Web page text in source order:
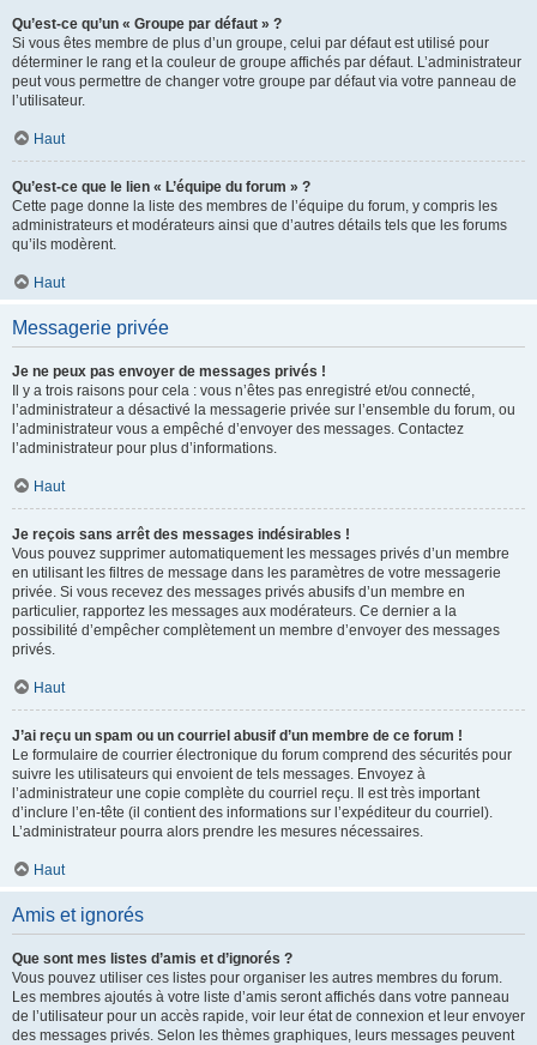
Qu’est-ce qu’un « Groupe par défaut » ?
Si vous êtes membre de plus d’un groupe, celui par défaut est utilisé pour
déterminer le rang et la couleur de groupe affichés par défaut. L’administrateur
peut vous permettre de changer votre groupe par défaut via votre panneau de
l’utilisateur.
Haut
Qu’est-ce que le lien « L’équipe du forum » ?
Cette page donne la liste des membres de l’équipe du forum, y compris les
administrateurs et modérateurs ainsi que d’autres détails tels que les forums
qu’ils modèrent.
Haut
Messagerie privée
Je ne peux pas envoyer de messages privés !
Il y a trois raisons pour cela : vous n’êtes pas enregistré et/ou connecté,
l’administrateur a désactivé la messagerie privée sur l’ensemble du forum, ou
l’administrateur vous a empêché d’envoyer des messages. Contactez
l’administrateur pour plus d’informations.
Haut
Je reçois sans arrêt des messages indésirables !
Vous pouvez supprimer automatiquement les messages privés d’un membre
en utilisant les filtres de message dans les paramètres de votre messagerie
privée. Si vous recevez des messages privés abusifs d’un membre en
particulier, rapportez les messages aux modérateurs. Ce dernier a la
possibilité d’empêcher complètement un membre d’envoyer des messages
privés.
Haut
J’ai reçu un spam ou un courriel abusif d’un membre de ce forum !
Le formulaire de courrier électronique du forum comprend des sécurités pour
suivre les utilisateurs qui envoient de tels messages. Envoyez à
l’administrateur une copie complète du courriel reçu. Il est très important
d’inclure l’en-tête (il contient des informations sur l’expéditeur du courriel).
L’administrateur pourra alors prendre les mesures nécessaires.
Haut
Amis et ignorés
Que sont mes listes d’amis et d’ignorés ?
Vous pouvez utiliser ces listes pour organiser les autres membres du forum.
Les membres ajoutés à votre liste d’amis seront affichés dans votre panneau
de l’utilisateur pour un accès rapide, voir leur état de connexion et leur envoyer
des messages privés. Selon les thèmes graphiques, leurs messages peuvent